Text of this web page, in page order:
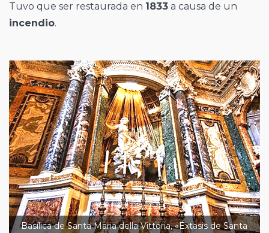
Tuvo que ser restaurada en 1833 a causa de un
incendio.
Basílica de Santa Maria della Vittoria, «Éxtasis de Santa